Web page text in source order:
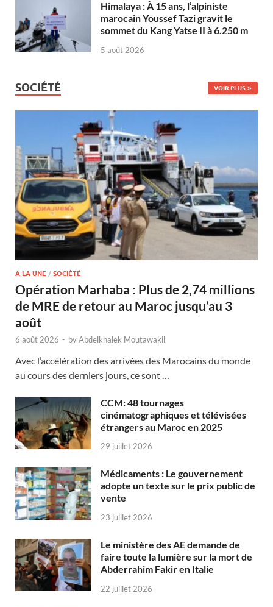
Himalaya : À 15 ans, l’alpiniste
marocain Youssef Tazi gravit le
sommet du Kang Yatse II à 6.250 m
5 août 2026
SOCIÉTÉ VOIR PLUS
A LA UNE / SOCIÉTÉ
Opération Marhaba : Plus de 2,74 millions
de MRE de retour au Maroc jusqu’au 3
août
6 août 2026 - byAbdelkhalek Moutawakil
Avec l’accélération des arrivées des Marocains du monde
au cours des derniers jours, ce sont …
CCM: 48 tournages
cinématographiques et télévisées
étrangers au Maroc en 2025
29 juillet 2026
Médicaments : Le gouvernement
adopte un texte sur le prix public de
vente
23 juillet 2026
Le ministère des AE demande de
faire toute la lumière sur la mort de
Abderrahim Fakir en Italie
22 juillet 2026